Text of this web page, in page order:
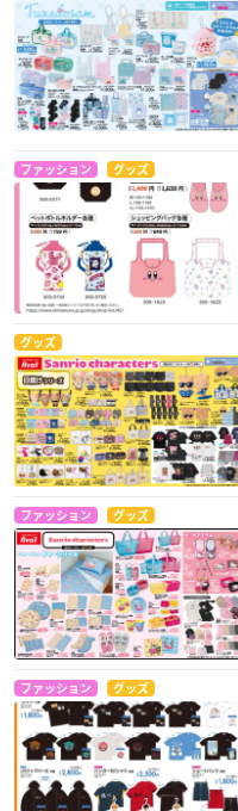
ファッション グッズ
グッズ
ファッション グッズ
ファッション グッズ